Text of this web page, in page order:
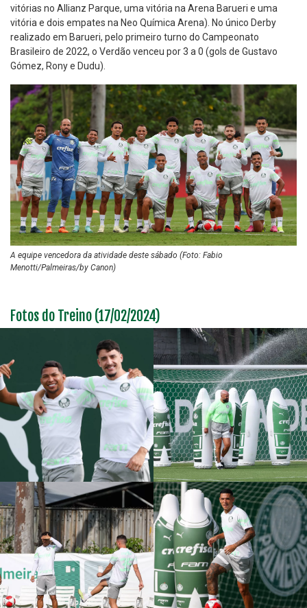
vitórias no Allianz Parque, uma vitória na Arena Barueri e uma
vitória e dois empates na Neo Química Arena). No único Derby
realizado em Barueri, pelo primeiro turno do Campeonato
Brasileiro de 2022, o Verdão venceu por 3 a 0 (gols de Gustavo
Gómez, Rony e Dudu).
A equipe vencedora da atividade deste sábado (Foto: Fabio
Menotti/Palmeiras/by Canon)
Fotos do Treino (17/02/2024)